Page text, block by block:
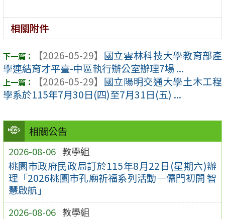
相關公告
2026-08-06 教學組
桃園市政府民政局訂於115年8月22日(星期六)辦
理「2026桃園市孔廟祈福系列活動—儒門初開 智
慧啟航」
2026-08-06 教學組
相關附件
【2026-05-29】 國立雲林科技大學教育部產
學連結育才平臺-中區執行辦公室辦理7場 ...
【2026-05-29】 國立陽明交通大學土木工程
學系於115年7月30日(四)至7月31日(五) ...